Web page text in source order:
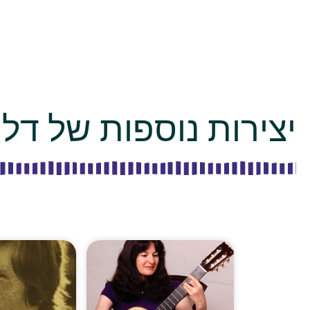
יצירות נוספות של